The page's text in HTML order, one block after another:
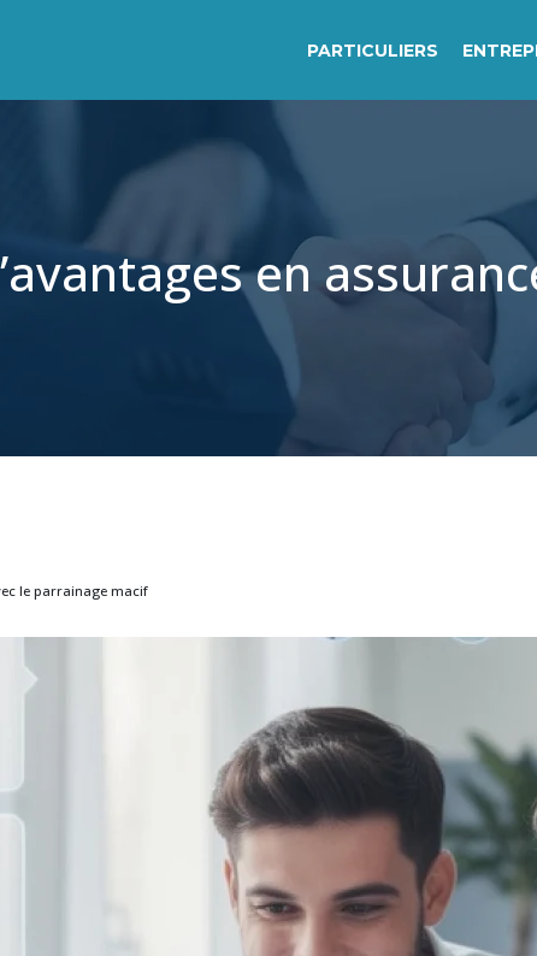
PARTICULIERS
en
le parrainage macif